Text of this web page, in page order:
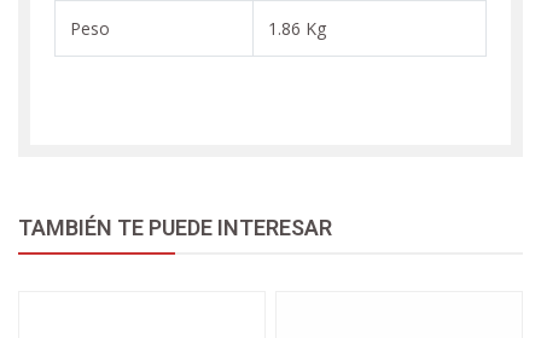
Peso 1.86 Kg
TAMBIÉN TE PUEDE INTERESAR